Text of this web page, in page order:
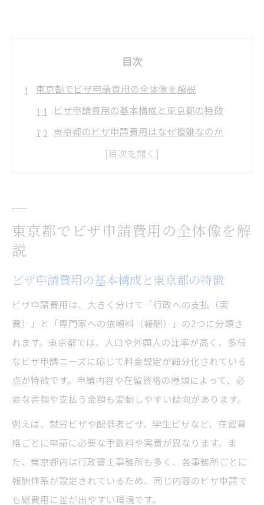
目次
東京都でビザ申請費用の全体像を解説
ビザ申請費用の基本構成と東京都の特徴
東京都のビザ申請費用はなぜ複雑なのか
ビザ申請費用を把握するための重要ポイン
最新のビザ申請費用相場を知るには
ビザ申請費用一覧を活用した相場の見極め
ビザ申請の費用相場が変動する要因とは
行政書士料金がビザ申請費用に与える影響
ビザ申請費用相場と実費との違いを理解
コスト重視ならビザ申請費用を比較検討
ビザ申請費用を複数パターンで比較する方
法
東京都でビザ申請費用を比較検討する利点
行政書士への依頼と自己申請で費用比較
ビザ申請費用比較時に確認すべき内訳項目
東京都でビザ申請費用の全体像を解
説
ビザ申請費用の基本構成と東京都の特徴
ビザ申請費用は、大きく分けて「行政への支払（実
費）」と「専門家への依頼料（報酬）」の2つに分類さ
れます。東京都では、人口や外国人の比率が高く、多様
なビザ申請ニーズに応じて料金設定が細分化されている
点が特徴です。申請内容や在留資格の種類によって、必
要な書類や支払う金額も変動しやすい傾向があります。
例えば、就労ビザや配偶者ビザ、学生ビザなど、在留資
格ごとに申請に必要な手数料や実費が異なります。ま
た、東京都内は行政書士事務所も多く、各事務所ごとに
報酬体系が設定されているため、同じ内容のビザ申請で
も総費用に差が出やすい環境です。